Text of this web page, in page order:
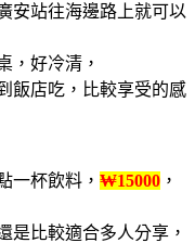
安站往海邊路上就可以
，好冷清，
飯店吃，比較享受的感
一杯飲料， ₩15000 ，
是比較適合多人分享，